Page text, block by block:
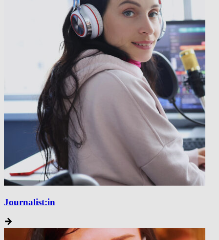
Journalist:in